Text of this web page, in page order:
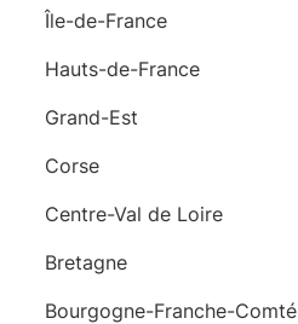
Île-de-France
Hauts-de-France
Grand-Est
Corse
Centre-Val de Loire
Bretagne
Bourgogne-Franche-Comté